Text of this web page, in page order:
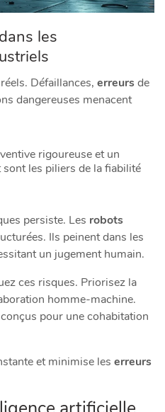
les
Défaillances, erreursde
dangereuses menacent
rigoureuse et un
les piliers de la fiabilité
persiste. Les robots
Ils peinent dans les
un jugement humain.
ces risques. Priorisez la
homme-machine.
pour une cohabitation
et minimise les erreurs